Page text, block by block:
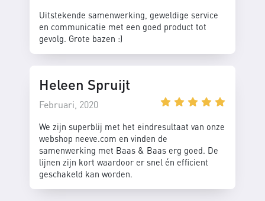
Uitstekende samenwerking, geweldige service
en communicatie met een goed product tot
gevolg. Grote bazen :)
Heleen Spruijt
Februari, 2020
We zijn superblij met het eindresultaat van onze
webshop neeve.com en vinden de
samenwerking met Baas & Baas erg goed. De
lijnen zijn kort waardoor er snel én efficient
geschakeld kan worden.